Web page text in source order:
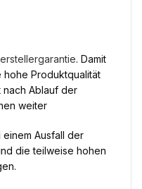
. Damit
Produktqualität
nach Ablauf der
weiter
Ausfall der
die teilweise hohen